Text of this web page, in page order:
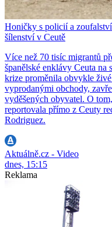
Honičky s policií a
šílenství v Ceutě
Více než 70 tisíc migrantů
španělské enklávy Ceuta na
krize proměnila obvykle
vyprodanými obchody,
vyděšených obyvatel. O
reportovala přímo z Ceuty
Rodriguez.
Aktuálně.cz - Video
dnes, 15:15
Reklama